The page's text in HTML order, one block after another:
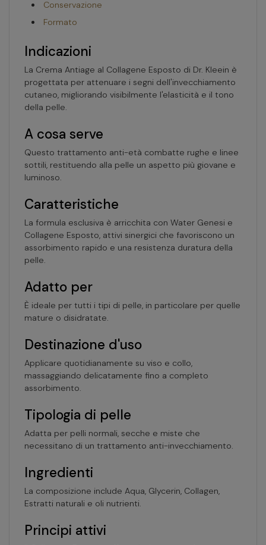
Conservazione
Formato
Indicazioni
La Crema Antiage al Collagene Esposto di Dr. Kleein è
progettata per attenuare i segni dell'invecchiamento
cutaneo, migliorando visibilmente l'elasticità e il tono
della pelle.
A cosa serve
Questo trattamento anti-età combatte rughe e linee
sottili, restituendo alla pelle un aspetto più giovane e
luminoso.
Caratteristiche
La formula esclusiva è arricchita con Water Genesi e
Collagene Esposto, attivi sinergici che favoriscono un
assorbimento rapido e una resistenza duratura della
pelle.
Adatto per
È ideale per tutti i tipi di pelle, in particolare per quelle
mature o disidratate.
Destinazione d'uso
Applicare quotidianamente su viso e collo,
massaggiando delicatamente fino a completo
assorbimento.
Tipologia di pelle
Adatta per pelli normali, secche e miste che
necessitano di un trattamento anti-invecchiamento.
Ingredienti
La composizione include Aqua, Glycerin, Collagen,
Estratti naturali e oli nutrienti.
Principi attivi